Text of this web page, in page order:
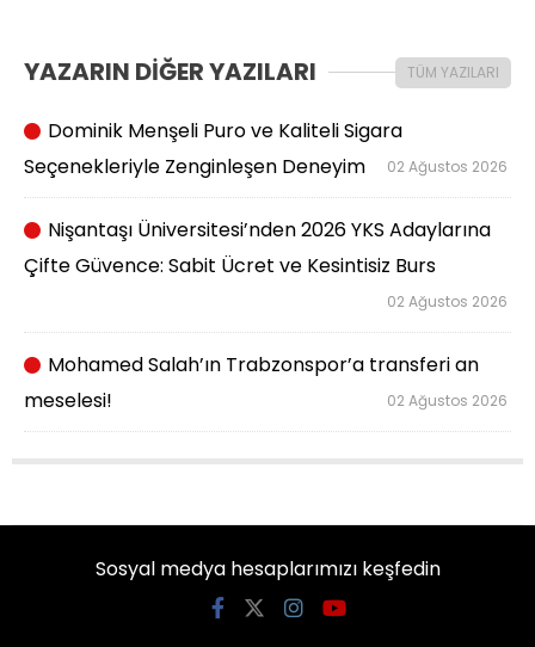
YAZARIN DİĞER YAZILARI TÜM YAZILARI
Dominik Menşeli Puro ve Kaliteli Sigara
Seçenekleriyle Zenginleşen Deneyim
02 Ağustos 2026
Nişantaşı Üniversitesi’nden 2026 YKS Adaylarına
Çifte Güvence: Sabit Ücret ve Kesintisiz Burs
02 Ağustos 2026
Mohamed Salah’ın Trabzonspor’a transferi an
meselesi!
02 Ağustos 2026
Sosyal medya hesaplarımızı keşfedin